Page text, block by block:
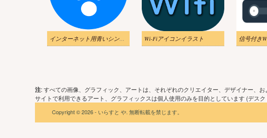
インターネット用青いシンボルWi-Fiイラスト Wi-Fiアイコンイラスト
注: すべての画像、グラフィック、アートは、それぞれのクリエイター、デザイナー、
サイトで利用できるアート、グラフィックスは個人使用のみを目的としています (デス
Copyright © 2026 - いらすと や. 無断転載を禁じます。